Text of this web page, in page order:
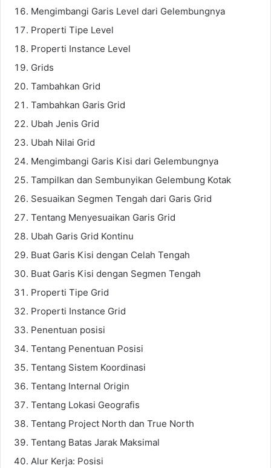
Mengimbangi Garis Level dari Gelembungnya
Properti Tipe Level
Properti Instance Level
Grids
Tambahkan Grid
Tambahkan Garis Grid
Ubah Jenis Grid
Ubah Nilai Grid
Mengimbangi Garis Kisi dari Gelembungnya
Tampilkan dan Sembunyikan Gelembung Kotak
Sesuaikan Segmen Tengah dari Garis Grid
Tentang Menyesuaikan Garis Grid
Ubah Garis Grid Kontinu
Buat Garis Kisi dengan Celah Tengah
Buat Garis Kisi dengan Segmen Tengah
Properti Tipe Grid
Properti Instance Grid
Penentuan posisi
Tentang Penentuan Posisi
Tentang Sistem Koordinasi
Tentang Internal Origin
Tentang Lokasi Geografis
Tentang Project North dan True North
Tentang Batas Jarak Maksimal
Alur Kerja: Posisi